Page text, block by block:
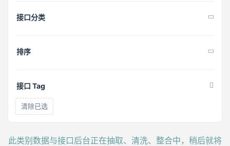
接口分类
排序
接口 Tag
清除已选
此类别数据与接口后台正在抽取、清洗、整合中，稍后就将